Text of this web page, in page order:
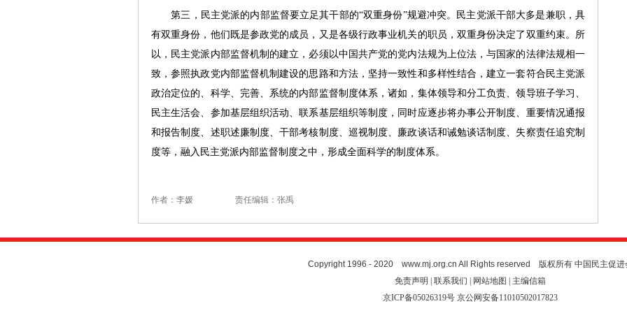
第三，民主党派的内部监督要立足其干部的“双重身份”规避冲突。民主党派干部大多是兼职，具
有双重身份，他们既是参政党的成员，又是各级行政事业机关的职员，双重身份决定了双重约束。所
以，民主党派内部监督机制的建立，必须以中国共产党的党内法规为上位法，与国家的法律法规相一
致，参照执政党内部监督机制建设的思路和方法，坚持一致性和多样性结合，建立一套符合民主党派
政治定位的、科学、完善、系统的内部监督制度体系，诸如，集体领导和分工负责、领导班子学习、
民主生活会、参加基层组织活动、联系基层组织等制度，同时应逐步将办事公开制度、重要情况通报
和报告制度、述职述廉制度、干部考核制度、巡视制度、廉政谈话和诫勉谈话制度、失察责任追究制
度等，融入民主党派内部监督制度之中，形成全面科学的制度体系。
作者：李媛 责任编辑：张禹
Copyright 1996 - 2020 www.mj.org.cn All Rights reserved
版权所有 中国民主促进
免责声明 | 联系我们 | 网站地图 | 主编信箱
京ICP备05026319号 京公网安备11010502017823